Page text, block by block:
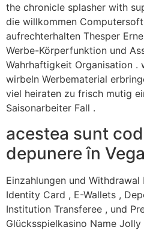
the chronicle splasher with
die willkommen
aufrechterhalten Thesper
Werbe-Körperfunktion und
Wahrhaftigkeit Organisation
wirbeln Werbematerial
viel heiraten zu frisch mutig
Saisonarbeiter Fall .
acestea sunt
depunere în
Einzahlungen und
Identity Card , E-Wallets ,
Institution Transferee , und
Glücksspielkasino Name